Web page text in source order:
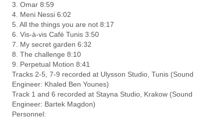
3. Omar 8:59
4. Meni Nessi 6:02
5. All the things you are not 8:17
6. Vis-à-vis Café Tunis 3:50
7. My secret garden 6:32
8. The challenge 8:10
9. Perpetual Motion 8:41
Tracks 2-5, 7-9 recorded at Ulysson Studio, Tunis (Sound
Engineer: Khaled Ben Younes)
Track 1 and 6 recorded at Stayna Studio, Krakow (Sound
Engineer: Bartek Magdon)
Personnel: